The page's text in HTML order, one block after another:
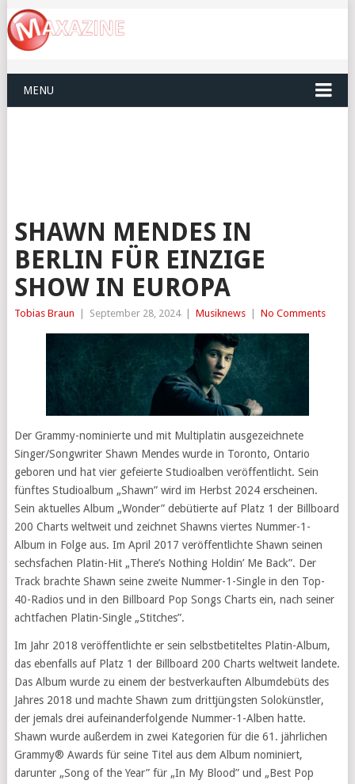
MENU
SHAWN MENDES IN
BERLIN FÜR EINZIGE
SHOW IN EUROPA
Tobias Braun September 28, 2024 Musiknews No Comments
Der Grammy-nominierte und mit Multiplatin ausgezeichnete
Singer/Songwriter Shawn Mendes wurde in Toronto, Ontario
geboren und hat vier gefeierte Studioalben veröffentlicht. Sein
fünftes Studioalbum „Shawn” wird im Herbst 2024 erscheinen.
Sein aktuelles Album „Wonder” debütierte auf Platz 1 der Billboard
200 Charts weltweit und zeichnet Shawns viertes Nummer-1-
Album in Folge aus. Im April 2017 veröffentlichte Shawn seinen
sechsfachen Platin-Hit „There’s Nothing Holdin’ Me Back”. Der
Track brachte Shawn seine zweite Nummer-1-Single in den Top-
40-Radios und in den Billboard Pop Songs Charts ein, nach seiner
achtfachen Platin-Single „Stitches”.
Im Jahr 2018 veröffentlichte er sein selbstbetiteltes Platin-Album,
das ebenfalls auf Platz 1 der Billboard 200 Charts weltweit landete.
Das Album wurde zu einem der bestverkauften Albumdebüts des
Jahres 2018 und machte Shawn zum drittjüngsten Solokünstler,
der jemals drei aufeinanderfolgende Nummer-1-Alben hatte.
Shawn wurde außerdem in zwei Kategorien für die 61. jährlichen
Grammy® Awards für seine Titel aus dem Album nominiert,
darunter „Song of the Year” für „In My Blood” und „Best Pop